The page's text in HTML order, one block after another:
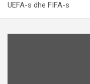
UEFA-s dhe FIFA-s